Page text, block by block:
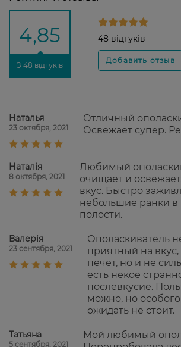
4,85
З 48 відгуків
48 відгуків
Наталья
23 октября, 2021
Отличный
Освежает супер.
Наталія
8 октября, 2021
Любимый
очищает и
вкус. Быстро
небольшие ранки в
полости.
Валерія
23 сентября, 2021
Ополаскиватель
приятный на
печет, но и не
есть некое
послевкусие.
можно, но
ожидать не стоит.
Татьяна
5 сентября, 2021
Мой любимый